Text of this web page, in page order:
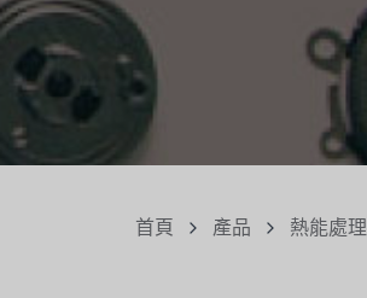
首頁 產品 熱能處理